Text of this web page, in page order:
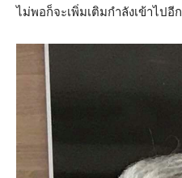
ไม่พอก็จะเพิ่มเติมกำลังเข้าไปอีก